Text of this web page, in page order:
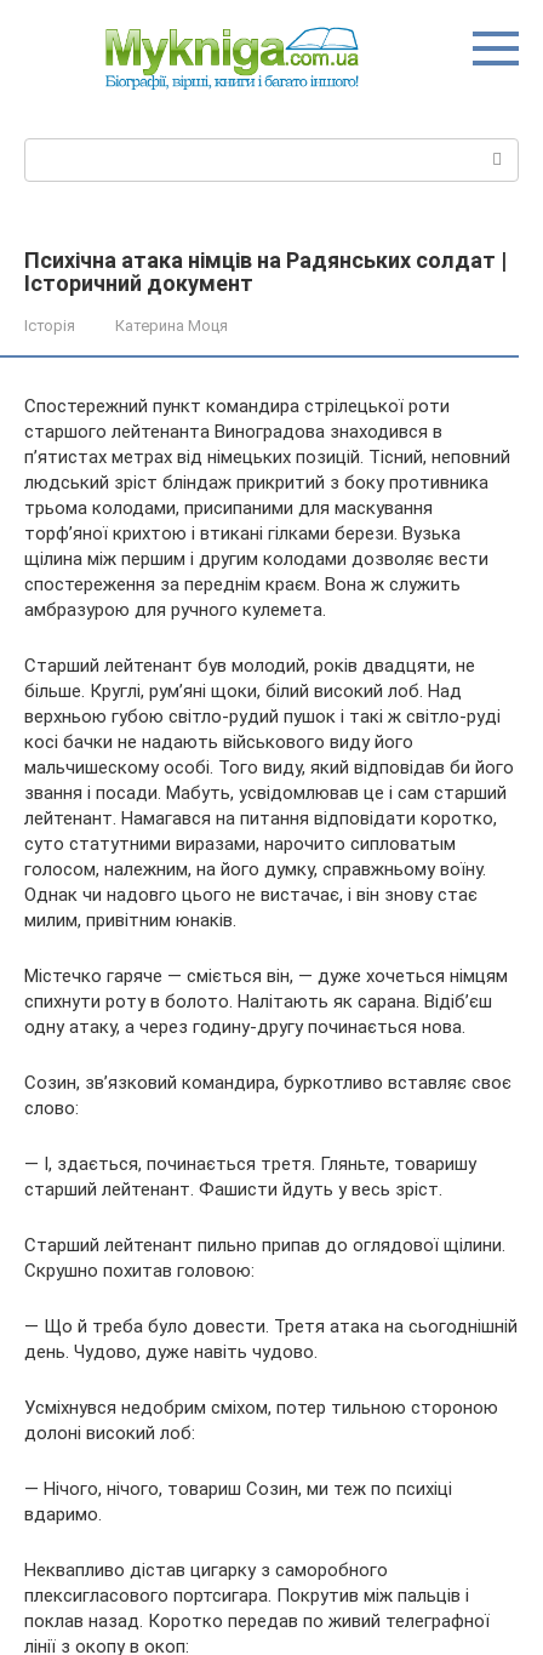
Психічна атака німців на Радянських солдат |
Історичний документ
Історія Катерина Моця
Спостережний пункт командира стрілецької роти
старшого лейтенанта Виноградова знаходився в
п’ятистах метрах від німецьких позицій. Тісний, неповний
людський зріст бліндаж прикритий з боку противника
трьома колодами, присипаними для маскування
торф’яної крихтою і втикані гілками берези. Вузька
щілина між першим і другим колодами дозволяє вести
спостереження за переднім краєм. Вона ж служить
амбразурою для ручного кулемета.
Старший лейтенант був молодий, років двадцяти, не
більше. Круглі, рум’яні щоки, білий високий лоб. Над
верхньою губою світло-рудий пушок і такі ж світло-руді
косі бачки не надають військового виду його
мальчишескому особі. Того виду, який відповідав би його
звання і посади. Мабуть, усвідомлював це і сам старший
лейтенант. Намагався на питання відповідати коротко,
суто статутними виразами, нарочито сипловатым
голосом, належним, на його думку, справжньому воїну.
Однак чи надовго цього не вистачає, і він знову стає
милим, привітним юнаків.
Містечко гаряче — сміється він, — дуже хочеться німцям
спихнути роту в болото. Налітають як сарана. Відіб’єш
одну атаку, а через годину-другу починається нова.
Созин, зв’язковий командира, буркотливо вставляє своє
слово:
— І, здається, починається третя. Гляньте, товаришу
старший лейтенант. Фашисти йдуть у весь зріст.
Старший лейтенант пильно припав до оглядової щілини.
Скрушно похитав головою:
— Що й треба було довести. Третя атака на сьогоднішній
день. Чудово, дуже навіть чудово.
Усміхнувся недобрим сміхом, потер тильною стороною
долоні високий лоб:
— Нічого, нічого, товариш Созин, ми теж по психіці
вдаримо.
Неквапливо дістав цигарку з саморобного
плексигласового портсигара. Покрутив між пальців і
поклав назад. Коротко передав по живий телеграфної
лінії з окопу в окоп: